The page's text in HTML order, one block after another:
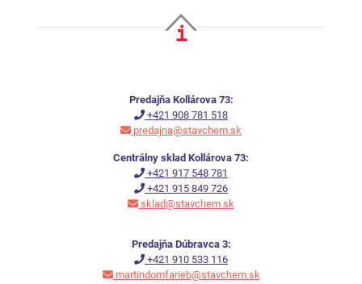
Predajňa Kollárova 73:
+421 908 781 518
predajna@stavchem.sk
Centrálny sklad Kollárova 73:
+421 917 548 781
+421 915 849 726
sklad@stavchem.sk
Predajňa Dúbravca 3:
+421 910 533 116
martindomfarieb@stavchem.sk